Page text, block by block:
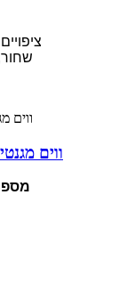
ווים